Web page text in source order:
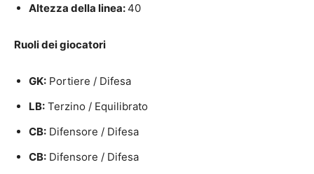
Altezza della linea:40
Ruoli dei giocatori
GK: Portiere / Difesa
LB: Terzino / Equilibrato
CB: Difensore / Difesa
CB: Difensore / Difesa